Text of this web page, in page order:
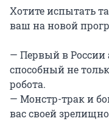
Хотите испытать
ваш на новой
— Первый в России
способный не
робота.
— Монстр-трак и
вас своей